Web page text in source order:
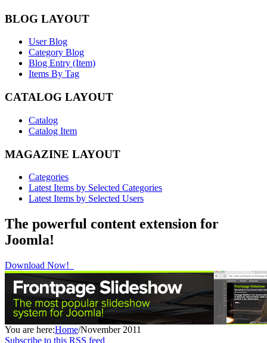
BLOG LAYOUT
User Blog
Category Blog
Blog Entry (Item)
Items By Tag
CATALOG LAYOUT
Catalog
Catalog Item
MAGAZINE LAYOUT
Categories
Latest Items by Selected Categories
Latest Items by Selected Users
The powerful content extension for
Joomla!
Download Now!
You are here:Home/November 2011
Subscribe to this RSS feed